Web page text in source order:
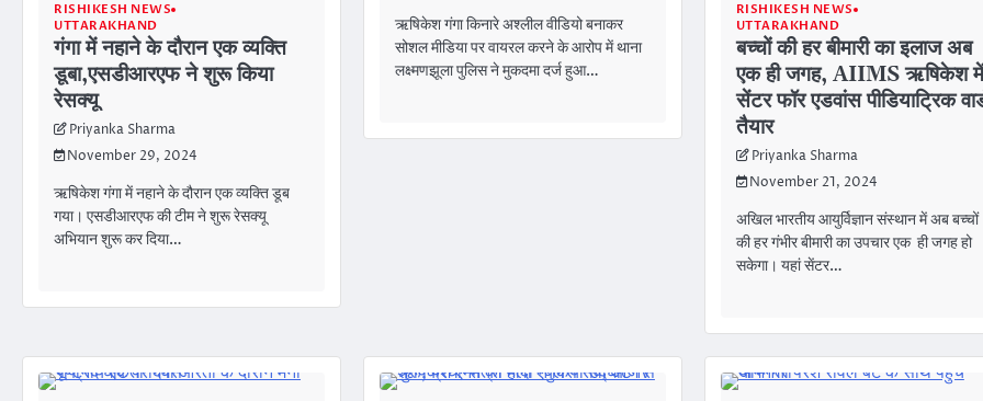
RISHIKESH NEWS
UTTARAKHAND
गंगा में नहाने के दौरान एक व्यक्ति
डूबा,एसडीआरएफ ने शुरू किया
रेसक्यू
Priyanka Sharma
November 29, 2024
ऋषिकेश गंगा में नहाने के दौरान एक व्यक्ति डूब
गया। एसडीआरएफ की टीम ने शुरू रेसक्यू
अभियान शुरू कर दिया…
ऋषिकेश गंगा किनारे अश्लील वीडियो बनाकर
सोशल मीडिया पर वायरल करने के आरोप में थाना
लक्ष्मणझूला पुलिस ने मुकदमा दर्ज हुआ…
RISHIKESH NEWS
UTTARAKHAND
बच्चों की हर बीमारी का इलाज अब
एक ही जगह, AIIMS ऋषिकेश में
सेंटर फॉर एडवांस पीडियाट्रिक
तैयार
Priyanka Sharma
November 21, 2024
अखिल भारतीय आयुर्विज्ञान संस्थान में अब बच्चों
की हर गंभीर बीमारी का उपचार एक ही जगह हो
सकेगा। यहां सेंटर…